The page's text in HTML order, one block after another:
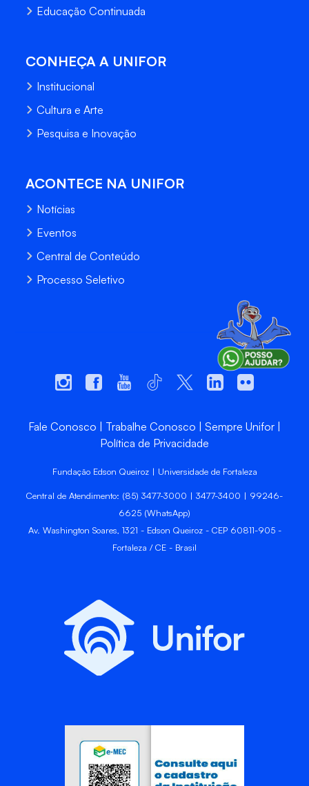
Educação Continuada
CONHEÇA A UNIFOR
Institucional
Cultura e Arte
Pesquisa e Inovação
ACONTECE NA UNIFOR
Notícias
Eventos
Central de Conteúdo
Processo Seletivo
Fale Conosco Trabalhe Conosco
Sempre Unifor
Política de Privacidade
Fundação Edson Queiroz | Universidade de Fortaleza
Central de Atendimento: (85) 3477-3000 | 3477-3400 | 99246-
6625 (WhatsApp)
Av. Washington Soares, 1321 - Edson Queiroz - CEP 60811-905 -
Fortaleza / CE - Brasil